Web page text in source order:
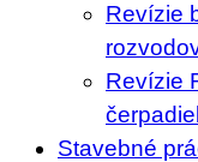
Revízie
Revízie
Stavebné